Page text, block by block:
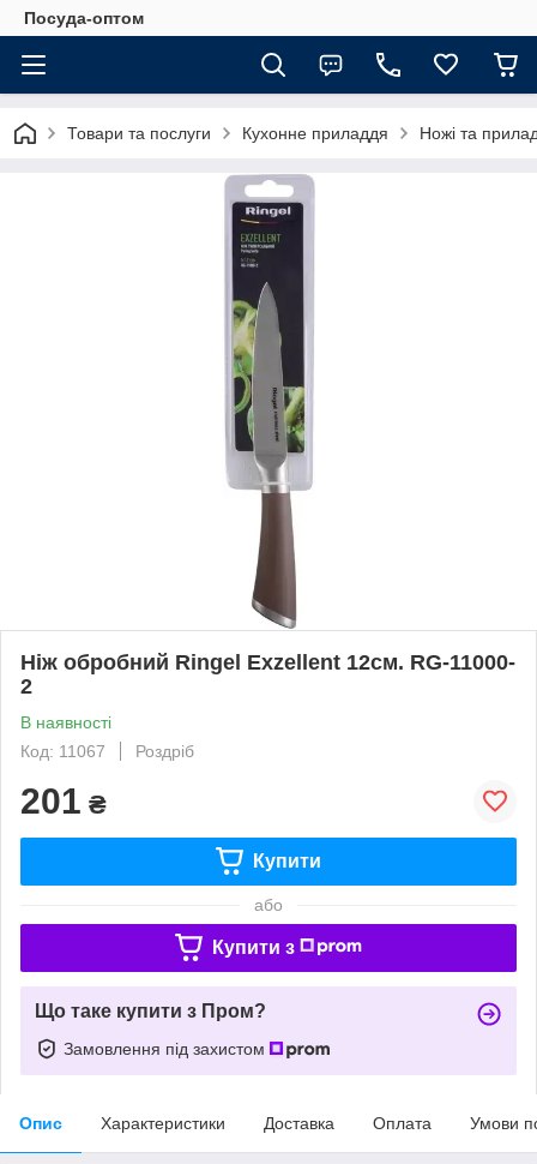
Посуда-оптом
Товари та послуги Кухонне приладдя Ножі та
Ніж обробний Ringel Exzellent 12см. RG-11000-
2
В наявності
Код: 11067
Роздріб
201 ₴
Купити
або
Купити з
Що таке купити з Пром?
Замовлення під захистом
Опис Характеристики Доставка Оплата Умови